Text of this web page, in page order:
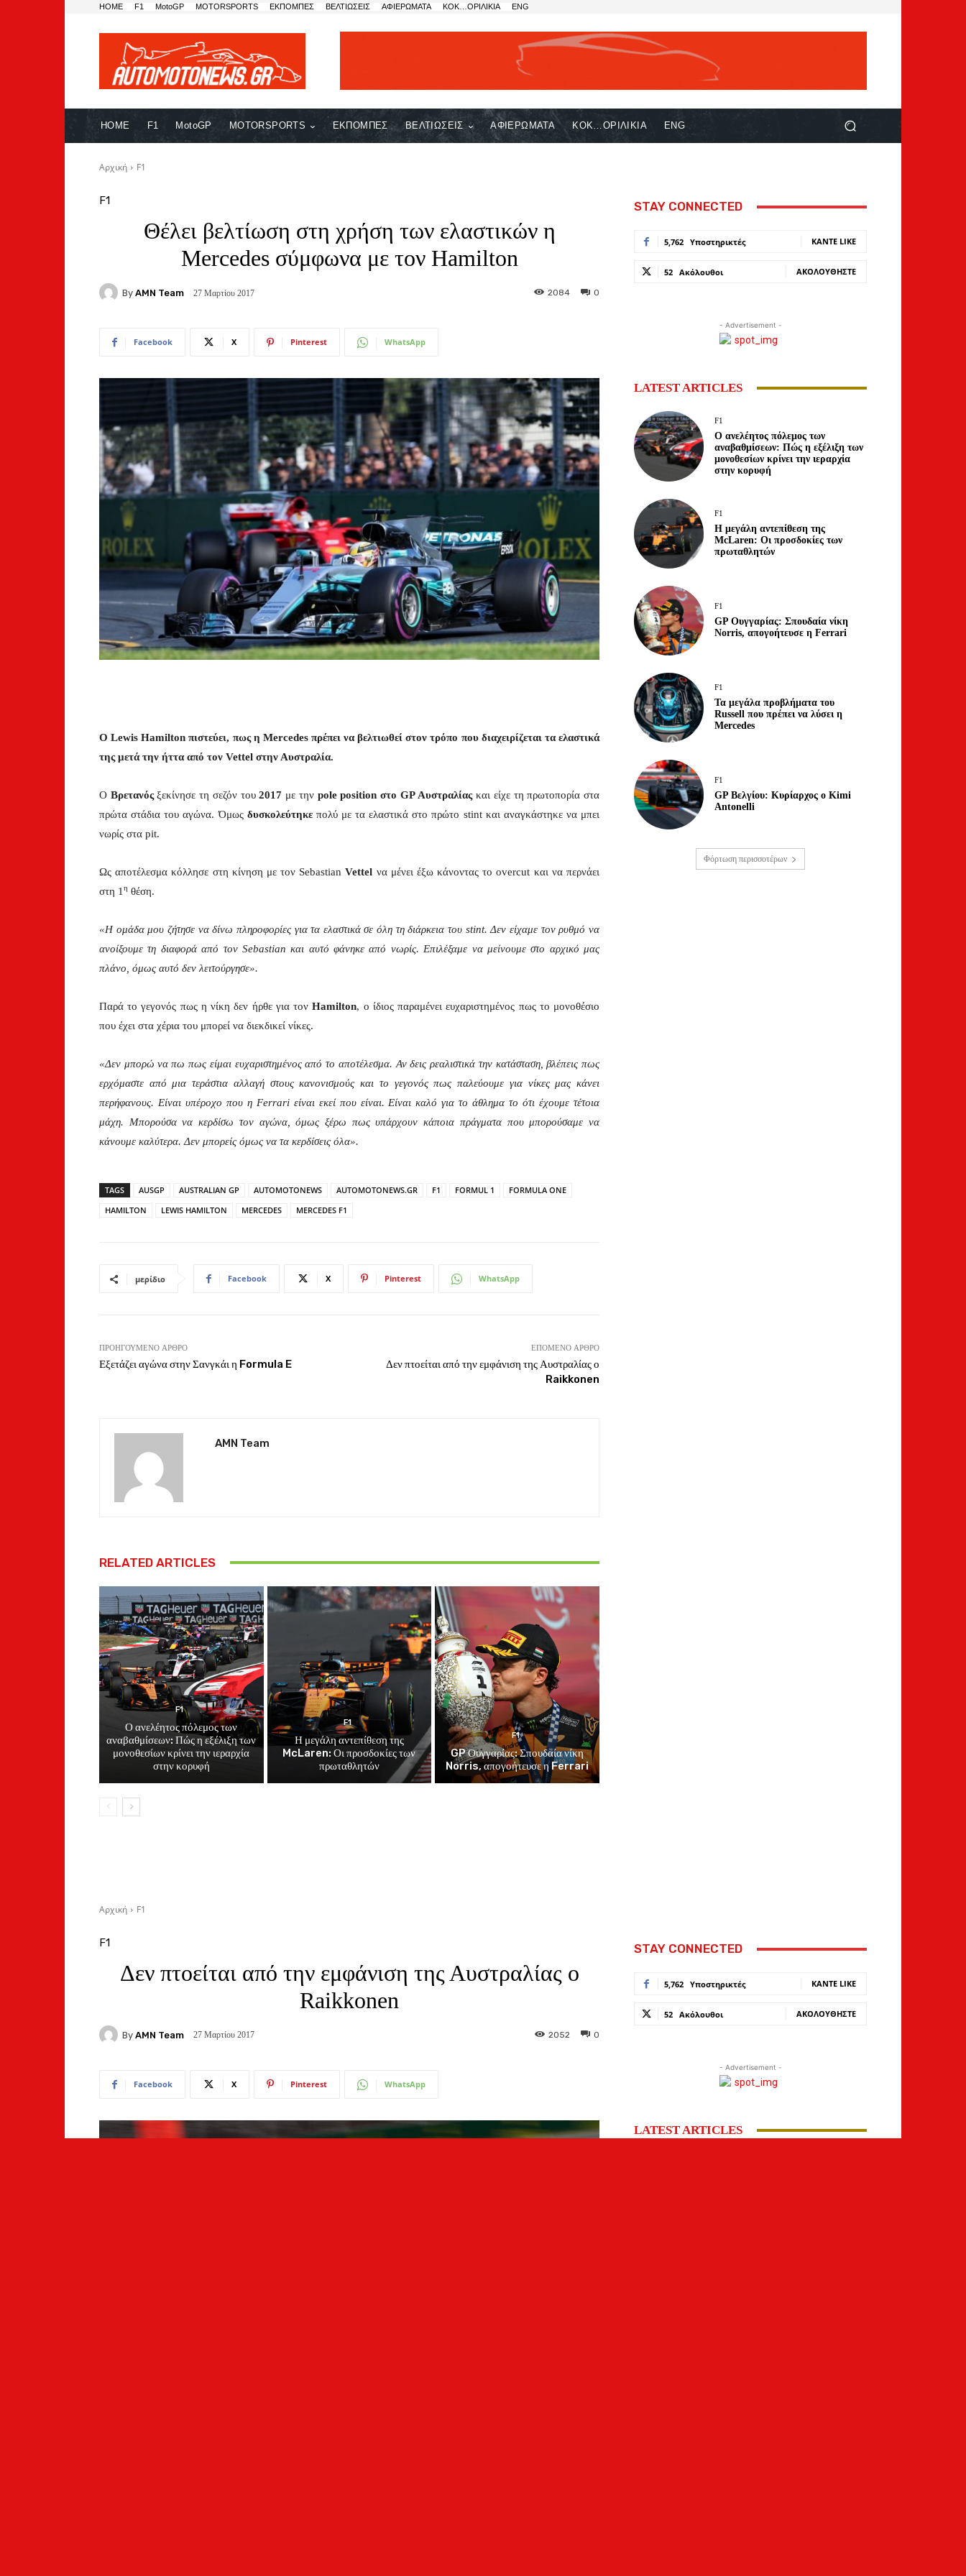
HOME F1 MotoGP MOTORSPORTS ΕΚΠΟΜΠΕΣ ΒΕΛΤΙΩΣΕΙΣ ΑΦΙΕΡΩΜΑΤΑ ΚΟΚ…ΟΡΙΛΙΚΙΑ ENG
HOME F1 MotoGP MOTORSPORTS ΕΚΠΟΜΠΕΣ ΒΕΛΤΙΩΣΕΙΣ ΑΦΙΕΡΩΜΑΤΑ ΚΟΚ…ΟΡΙΛΙΚΙΑ ENG
Αρχική F1
F1
Θέλει βελτίωση στη χρήση των ελαστικών η
Mercedes σύμφωνα με τον Hamilton
By AMN Team 27 Μαρτίου 2017 0
2084
Facebook X Pinterest WhatsApp
Ο Lewis Hamilton πιστεύει, πως η Mercedes πρέπει να βελτιωθεί στον τρόπο που διαχειρίζεται τα ελαστικά
της μετά την ήττα από τον Vettel στην Αυστραλία.
Ο Βρετανόςξεκίνησε τη σεζόν του2017 με τηνpole position στο GP Αυστραλίαςκαι είχε τη πρωτοπορία στα
πρώτα στάδια του αγώνα. Όμως δυσκολεύτηκεπολύ με τα ελαστικά στο πρώτο stint και αναγκάστηκε να μπει
νωρίς στα pit.
Ως αποτέλεσμα κόλλησε στη κίνηση με τον SebastianVettel να μένει έξω κάνοντας το overcut και να περνάει
στη 1 η θέση.
«Η ομάδα μου ζήτησε να δίνω πληροφορίες για τα ελαστικά σε όλη τη διάρκεια του stint. Δεν είχαμε τον ρυθμό να
ανοίξουμε τη διαφορά από τον Sebastian και αυτό φάνηκε από νωρίς. Επιλέξαμε να μείνουμε στο αρχικό μας
πλάνο, όμως αυτό δεν λειτούργησε».
Παρά το γεγονός πως η νίκη δεν ήρθε για τονHamilton, ο ίδιος παραμένει ευχαριστημένος πως το μονοθέσιο
που έχει στα χέρια του μπορεί να διεκδικεί νίκες.
«Δεν μπορώ να πω πως είμαι ευχαριστημένος από το αποτέλεσμα. Αν δεις ρεαλιστικά την κατάσταση, βλέπεις πως
ερχόμαστε από μια τεράστια αλλαγή στους κανονισμούς και το γεγονός πως παλεύουμε για νίκες μας κάνει
περήφανους. Είναι υπέροχο που η Ferrari είναι εκεί που είναι. Είναι καλό για το άθλημα το ότι έχουμε τέτοια
μάχη. Μπορούσα να κερδίσω τον αγώνα, όμως ξέρω πως υπάρχουν κάποια πράγματα που μπορούσαμε να
κάνουμε καλύτερα. Δεν μπορείς όμως να τα κερδίσεις όλα».
TAGS AUSGP AUSTRALIAN GP AUTOMOTONEWS AUTOMOTONEWS.GR F1 FORMUL 1
FORMULA ONE
HAMILTON
LEWIS HAMILTON MERCEDES MERCEDES F1
μερίδιο Facebook X Pinterest WhatsApp
ΠΡΟΗΓΟΎΜΕΝΟ ΆΡΘΡΟ
Εξετάζει αγώνα στην Σανγκάι η Formula E
ΕΠΌΜΕΝΟ ΆΡΘΡΟ
Δεν πτοείται από την εμφάνιση της Αυστραλίας ο
Raikkonen
AMN Team
RELATED ARTICLES
F1
Ο ανελέητος πόλεμος των
αναβαθμίσεων: Πώς η εξέλιξη των
μονοθεσίων κρίνει την ιεραρχία
στην κορυφή
F1
Η μεγάλη αντεπίθεση της
McLaren: Οι προσδοκίες των
πρωταθλητών
F1
GP Ουγγαρίας: Σπουδαία νίκη
Norris, απογοήτευσε η Ferrari
STAY CONNECTED
5,762 Υποστηρικτές ΚΆΝΤΕ LIKE
52 Ακόλουθοι ΑΚΟΛΟΥΘΉΣΤΕ
- Advertisement -
LATEST ARTICLES
F1
Ο ανελέητος πόλεμος των
αναβαθμίσεων: Πώς η εξέλιξη των
μονοθεσίων κρίνει την ιεραρχία
στην κορυφή
F1
Η μεγάλη αντεπίθεση της
McLaren: Οι προσδοκίες των
πρωταθλητών
F1
GP Ουγγαρίας: Σπουδαία νίκη
Norris, απογοήτευσε η Ferrari
F1
Τα μεγάλα προβλήματα του
Russell που πρέπει να λύσει η
Mercedes
F1
GP Βελγίου: Κυρίαρχος ο Kimi
Antonelli
Φόρτωση περισσοτέρων